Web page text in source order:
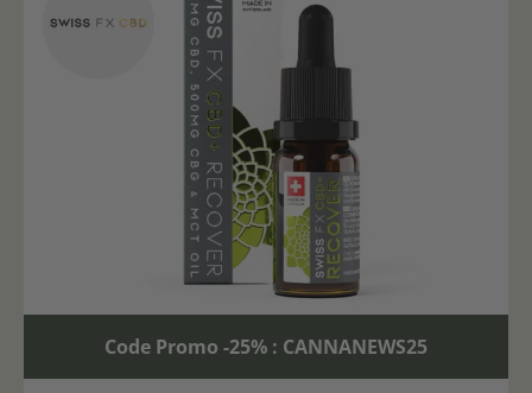
Code Promo -25% : CANNANEWS25